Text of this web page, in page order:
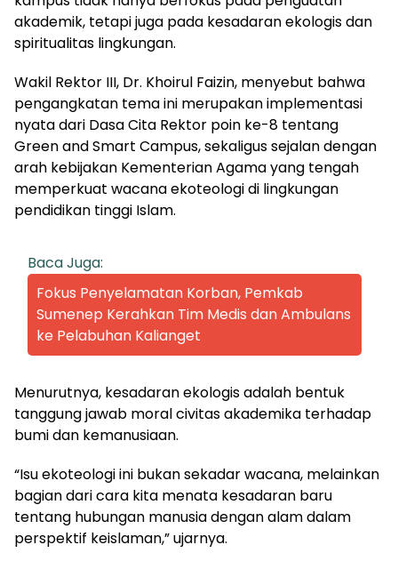
akademik, tetapi juga pada kesadaran ekologis dan
spiritualitas lingkungan.
Wakil Rektor III, Dr. Khoirul Faizin, menyebut bahwa
pengangkatan tema ini merupakan implementasi
nyata dari Dasa Cita Rektor poin ke-8 tentang
Green and Smart Campus, sekaligus sejalan dengan
arah kebijakan Kementerian Agama yang tengah
memperkuat wacana ekoteologi di lingkungan
pendidikan tinggi Islam.
Baca Juga:
Fokus Penyelamatan Korban, Pemkab
Sumenep Kerahkan Tim Medis dan Ambulans
ke Pelabuhan Kalianget
Menurutnya, kesadaran ekologis adalah bentuk
tanggung jawab moral civitas akademika terhadap
bumi dan kemanusiaan.
“Isu ekoteologi ini bukan sekadar wacana, melainkan
bagian dari cara kita menata kesadaran baru
tentang hubungan manusia dengan alam dalam
perspektif keislaman,” ujarnya.